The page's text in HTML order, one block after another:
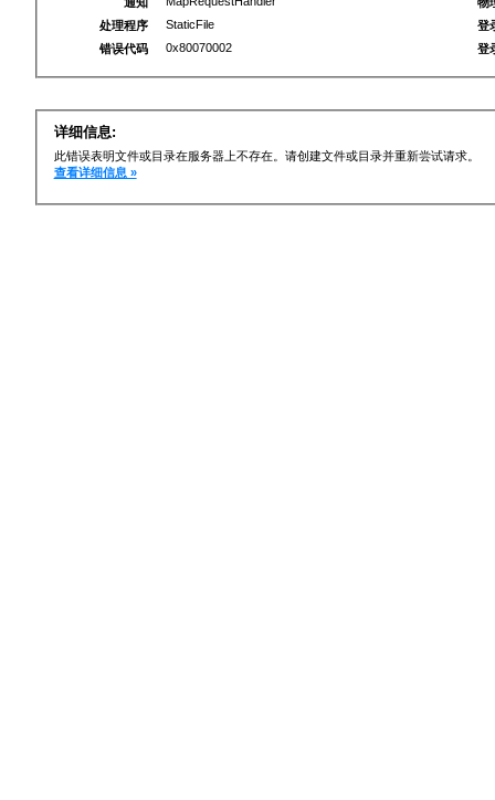
处理程序
StaticFile
错误代码
0x80070002
登
登
详细信息:
此错误表明文件或目录在服务器上不存在。请创建文件或目录并重新尝试请求。
查看详细信息 »